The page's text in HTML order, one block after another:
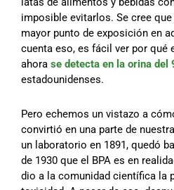
imposible evitarlos. Se cree
mayor punto de exposición en
cuenta eso, es fácil ver por qué
ahora se detecta en la orina del
estadounidenses.
Pero echemos un vistazo a
convirtió en una parte de
un laboratorio en 1891, quedó
de 1930 que el BPA es en
dio a la comunidad científica la